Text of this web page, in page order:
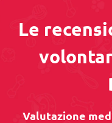
Le
Valutazione